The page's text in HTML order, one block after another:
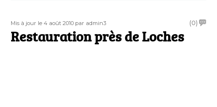
Publié
le
Mis à jour le 4 août 2010 Auteur
par admin3 (0)on
Restauration près de Loches